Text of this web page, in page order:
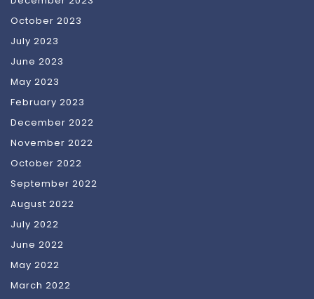
October 2023
July 2023
June 2023
May 2023
February 2023
December 2022
November 2022
October 2022
September 2022
August 2022
July 2022
June 2022
May 2022
March 2022